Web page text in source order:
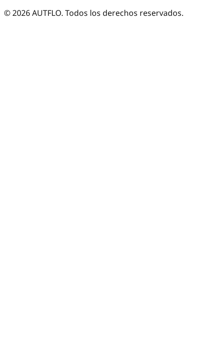
©2026AUTFLO. Todos los derechos reservados.